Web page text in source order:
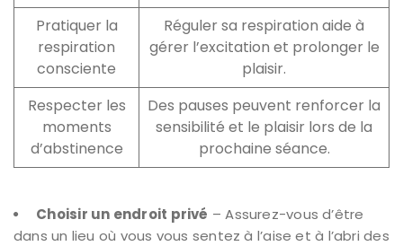
Pratiquer la
respiration
consciente
Réguler sa respiration aide à
gérer l’excitation et prolonger le
plaisir.
Respecter les
moments
d’abstinence
Des pauses peuvent renforcer la
sensibilité et le plaisir lors de la
prochaine séance.
Choisir un endroit privé – Assurez-vous d’être
dans un lieu où vous vous sentez à l’aise et à l’abri des